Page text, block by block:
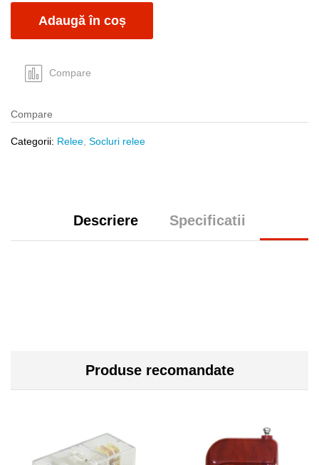
DPDT
5A
Adaugă în coș
Compare
Compare
Categorii: Relee Socluri relee
Descriere Specificatii
Produse recomandate